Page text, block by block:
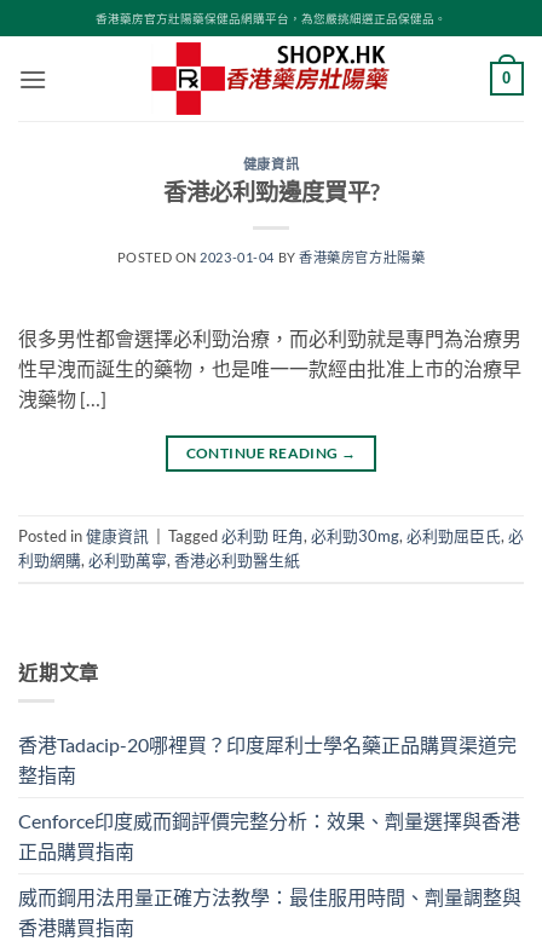
to
content
香港藥房官方壯陽藥保健品網購平台，為您嚴挑細選正品保健品。
0
健康資訊
香港必利勁邊度買平?
POSTED ON 2023-01-04 BY香港藥房官方壯陽藥
很多男性都會選擇必利勁治療，而必利勁就是專門為治療男
性早洩而誕生的藥物，也是唯一一款經由批准上市的治療早
洩藥物 […]
CONTINUE READING →
Posted in健康資訊 Tagged必利勁 旺角, 必利勁30mg, 必利勁屈臣氏, 必
利勁網購, 必利勁萬寧, 香港必利勁醫生紙
近期文章
香港Tadacip-20哪裡買？印度犀利士學名藥正品購買渠道完
整指南
Cenforce印度威而鋼評價完整分析：效果、劑量選擇與香港
正品購買指南
威而鋼用法用量正確方法教學：最佳服用時間、劑量調整與
香港購買指南